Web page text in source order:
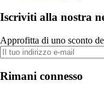
Iscriviti alla nostra
Approfitta di uno sconto
Rimani connesso